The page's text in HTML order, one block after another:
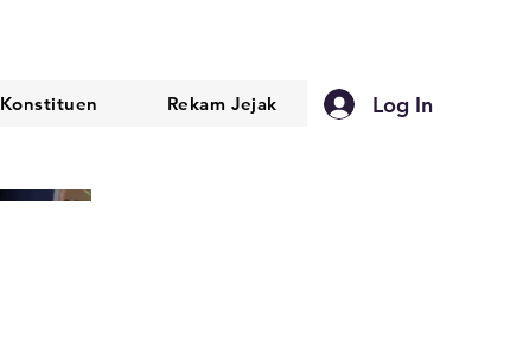
Konstituen Rekam Jejak Log In